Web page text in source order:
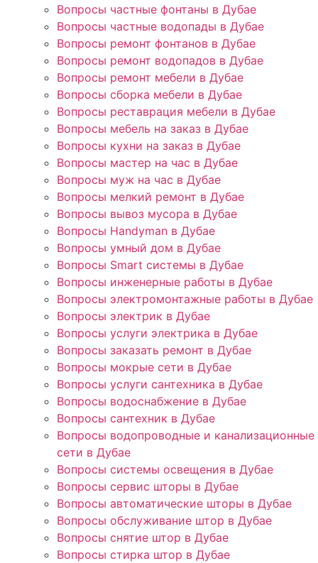
Вопросы частные фонтаны в Дубае
Вопросы частные водопады в Дубае
Вопросы ремонт фонтанов в Дубае
Вопросы ремонт водопадов в Дубае
Вопросы ремонт мебели в Дубае
Вопросы сборка мебели в Дубае
Вопросы реставрация мебели в Дубае
Вопросы мебель на заказ в Дубае
Вопросы кухни на заказ в Дубае
Вопросы мастер на час в Дубае
Вопросы муж на час в Дубае
Вопросы мелкий ремонт в Дубае
Вопросы вывоз мусора в Дубае
Вопросы Handyman в Дубае
Вопросы умный дом в Дубае
Вопросы Smart системы в Дубае
Вопросы инженерные работы в Дубае
Вопросы электромонтажные работы в Дубае
Вопросы электрик в Дубае
Вопросы услуги электрика в Дубае
Вопросы заказать ремонт в Дубае
Вопросы мокрые сети в Дубае
Вопросы услуги сантехника в Дубае
Вопросы водоснабжение в Дубае
Вопросы сантехник в Дубае
Вопросы водопроводные и канализационные
сети в Дубае
Вопросы системы освещения в Дубае
Вопросы сервис шторы в Дубае
Вопросы автоматические шторы в Дубае
Вопросы обслуживание штор в Дубае
Вопросы снятие штор в Дубае
Вопросы стирка штор в Дубае